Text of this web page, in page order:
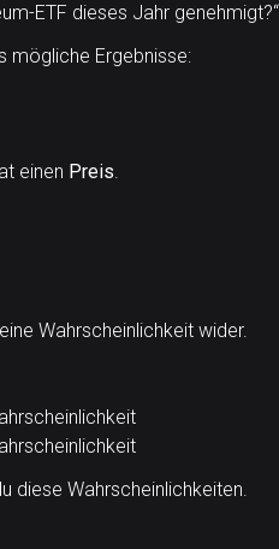
ETF dieses Jahr genehmigt?“
mögliche Ergebnisse:
einen Preis.
Wahrscheinlichkeit wider.
diese Wahrscheinlichkeiten.